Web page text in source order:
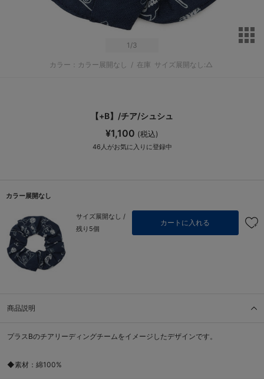
1 /3
カラー：カラー展開なし / 在庫 サイズ展開なし:△
【+B】/チア/シュシュ
¥1,100 (税込)
46 人がお気に入りに登録中
カラー展開なし
サイズ展開なし /
残り5個
カートに入れる
商品説明
プラスBのチアリーディングチームをイメージしたデザインです。
◆素材：綿100%